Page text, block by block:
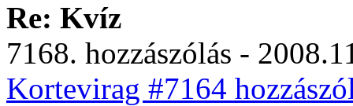
Re: Kvíz
7168. hozzászólás -
Kortevirag #7164